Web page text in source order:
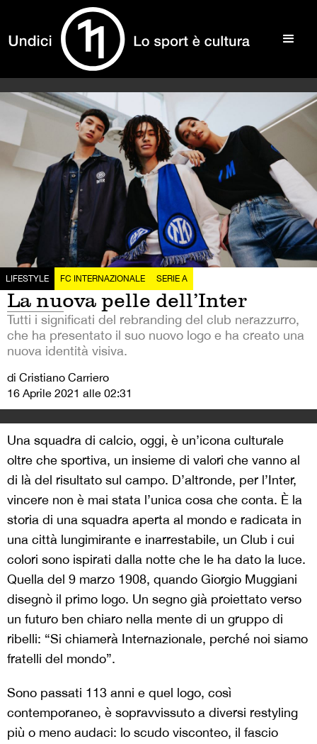
LIFESTYLE FC INTERNAZIONALE SERIE A
La nuova pelle dell’Inter
Tutti i significati del rebranding del club nerazzurro,
che ha presentato il suo nuovo logo e ha creato una
nuova identità visiva.
di Cristiano Carriero
16 Aprile 2021 alle 02:31
Una squadra di calcio, oggi, è un’icona culturale
oltre che sportiva, un insieme di valori che vanno al
di là del risultato sul campo. D’altronde, per l’Inter,
vincere non è mai stata l’unica cosa che conta. È la
storia di una squadra aperta al mondo e radicata in
una città lungimirante e inarrestabile, un Club i cui
colori sono ispirati dalla notte che le ha dato la luce.
Quella del 9 marzo 1908, quando Giorgio Muggiani
disegnò il primo logo. Un segno già proiettato verso
un futuro ben chiaro nella mente di un gruppo di
ribelli: “Si chiamerà Internazionale, perché noi siamo
fratelli del mondo”.
Sono passati 113 anni e quel logo, così
contemporaneo, è sopravvissuto a diversi restyling
più o meno audaci: lo scudo visconteo, il fascio